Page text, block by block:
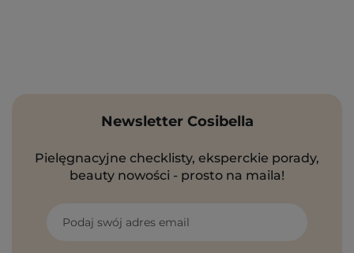
Newsletter Cosibella
Pielęgnacyjne checklisty, eksperckie porady,
beauty nowości - prosto na maila!
Podaj swój adres email